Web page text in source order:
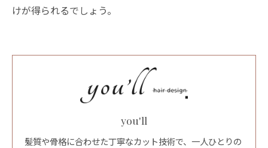
けが得られるでしょう。
you'll
髪質や骨格に合わせた丁寧なカット技術で、一人ひとりの